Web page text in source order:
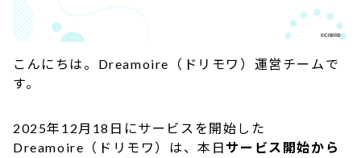
こんにちは。Dreamoire（ドリモワ）運営チームで
す。
2025年12月18日にサービスを開始した
Dreamoire（ドリモワ）は、本日サービス開始から